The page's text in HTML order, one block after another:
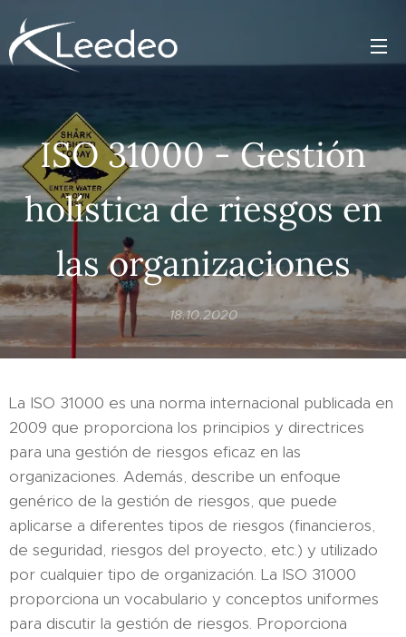
ISO 31000 - Gestión
holística de riesgos en
las organizaciones
18.10.2020
La ISO 31000 es una norma internacional publicada en
2009 que proporciona los principios y directrices
para una gestión de riesgos eficaz en las
organizaciones. Además, describe un enfoque
genérico de la gestión de riesgos, que puede
aplicarse a diferentes tipos de riesgos (financieros,
de seguridad, riesgos del proyecto, etc.) y utilizado
por cualquier tipo de organización. La ISO 31000
proporciona un vocabulario y conceptos uniformes
para discutir la gestión de riesgos. Proporciona